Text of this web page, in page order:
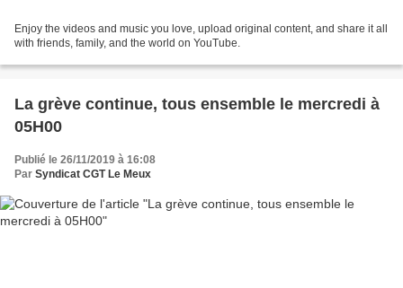
Enjoy the videos and music you love, upload original content, and share it all
with friends, family, and the world on YouTube.
La grève continue, tous ensemble le mercredi à
05H00
Publié le 26/11/2019 à 16:08
Par Syndicat CGT Le Meux